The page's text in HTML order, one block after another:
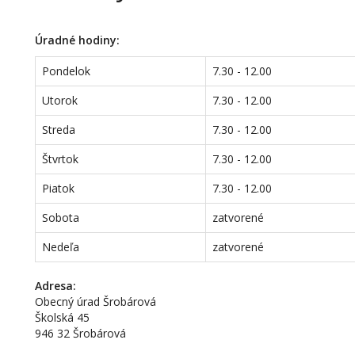
Úradné hodiny:
Pondelok
7.30 - 12.00
Utorok
7.30 - 12.00
Streda
7.30 - 12.00
Štvrtok
7.30 - 12.00
Piatok
7.30 - 12.00
Sobota
zatvorené
Nedeľa
zatvorené
Adresa:
Obecný úrad Šrobárová
Školská 45
946 32 Šrobárová